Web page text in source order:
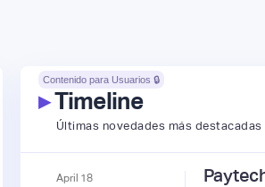
Contenido para Usuarios 🔒
▸Timeline
Últimas novedades más destacadas
April 18